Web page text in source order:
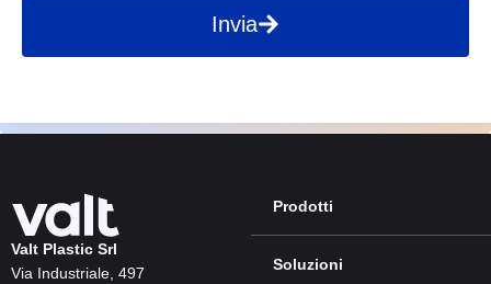
Invia
Valt Plastic Srl
Via Industriale, 497
Prodotti
Soluzioni